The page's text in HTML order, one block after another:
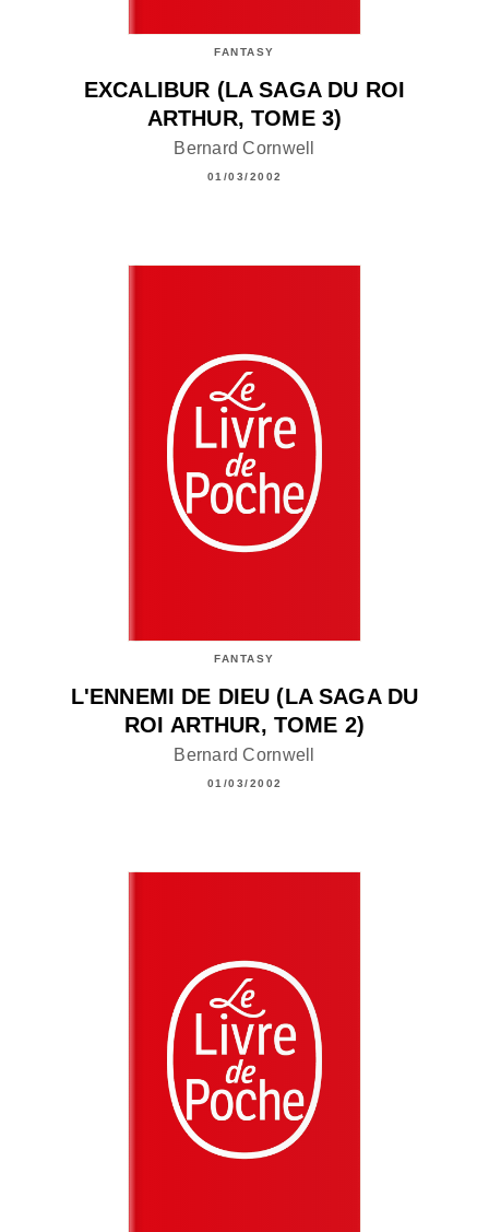
FANTASY
EXCALIBUR (LA SAGA DU ROI
ARTHUR, TOME 3)
Bernard Cornwell
01/03/2002
FANTASY
L'ENNEMI DE DIEU (LA SAGA DU
ROI ARTHUR, TOME 2)
Bernard Cornwell
01/03/2002